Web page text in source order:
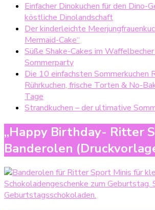
Einfacher Dinokuchen für den Dino-
köstliche Dinolandschaft
Der kinderleichte
Mermaid-Cake“
Süße Shake-Cakes im
Sommerparty
Die 10 einfachsten Sommerkuchen
Rührkuchen, frische Torten & No-
Tage
Strandkuchen – der ultimative
„Happy Birthday- Ritter
Banderolen